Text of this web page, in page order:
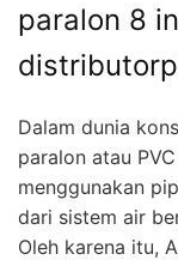
paralon 8
Dalam dunia
paralon atau
menggunakan
dari sistem air
Oleh karena itu,